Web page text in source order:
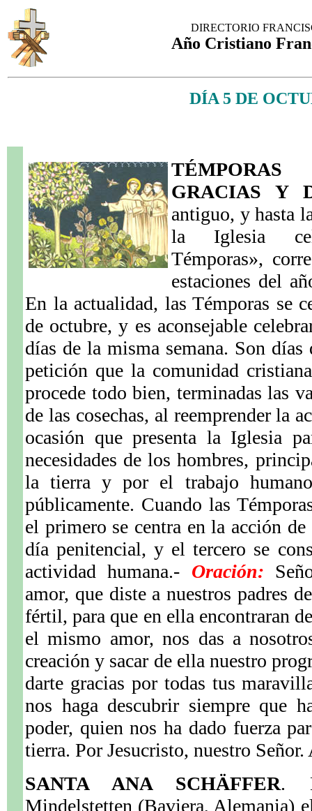
DIRECTORIO
Año Cristiano
DÍA 5 DE
GRACIAS Y
antiguo, y hasta
la Iglesia
Témporas»,
estaciones del
En la actualidad, las Témporas se
de octubre, y es aconsejable
días de la misma semana. Son
petición que la comunidad
procede todo bien, terminadas las
de las cosechas, al reemprender la
ocasión que presenta la Iglesia
necesidades de los hombres,
la tierra y por el trabajo
públicamente. Cuando las
el primero se centra en la acción
día penitencial, y el tercero se
actividad humana.- Oración:
amor, que diste a nuestros padres
fértil, para que en ella encontraran
el mismo amor, nos das a
creación y sacar de ella nuestro
darte gracias por todas tus
nos haga descubrir siempre que
poder, quien nos ha dado fuerza
tierra. Por Jesucristo, nuestro Señor.
SANTA ANA SCHÄFFER.
Mindelstetten (Baviera, Alemania)